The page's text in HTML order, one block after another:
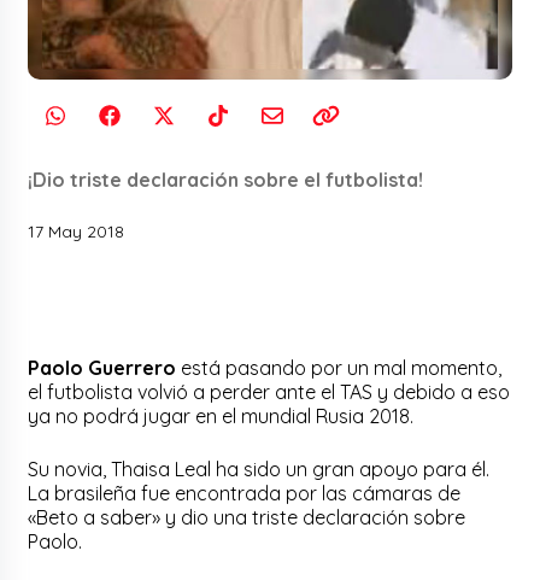
¡Dio triste declaración sobre el futbolista!
17 May 2018
Paolo Guerrero está pasando por un mal momento,
el futbolista volvió a perder ante el TAS y debido a eso
ya no podrá jugar en el mundial Rusia 2018.
Su novia, Thaisa Leal ha sido un gran apoyo para él.
La brasileña fue encontrada por las cámaras de
«Beto a saber» y dio una triste declaración sobre
Paolo.